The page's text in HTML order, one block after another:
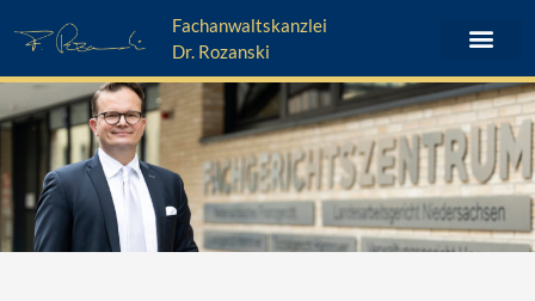
Inhalt
Fachanwaltskanzlei
Dr. Rozanski